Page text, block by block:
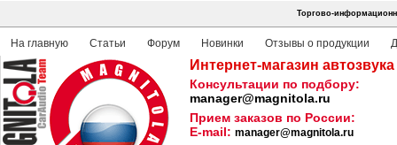
Торгово-
На главную Статьи Форум Новинки Отзывы о продукции
Интернет-магазин
Консультации по подбору:
manager@magnitola.ru
Прием заказов по России:
E-mail: manager@magnitola.ru